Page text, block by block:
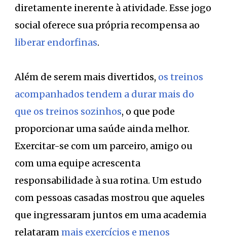
diretamente inerente à atividade. Esse jogo
social oferece sua própria recompensa ao
liberar endorfinas.
Além de serem mais divertidos, os treinos
acompanhados tendem a durar mais do
que os treinos sozinhos, o que pode
proporcionar uma saúde ainda melhor.
Exercitar-se com um parceiro, amigo ou
com uma equipe acrescenta
responsabilidade à sua rotina. Um estudo
com pessoas casadas mostrou que aqueles
que ingressaram juntos em uma academia
relatarammais exercícios e menos